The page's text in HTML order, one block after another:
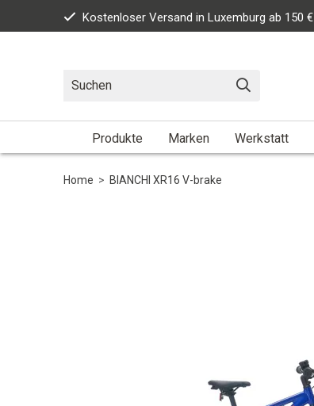
Kostenloser Versand in Luxemburg ab 150 €
Produkte Marken Werkstatt
Home > BIANCHI XR16 V-brake